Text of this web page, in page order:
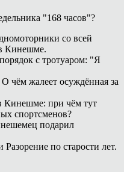
"168 часов"?
со всей
Кинешме.
с тротуаром: "Я
чём жалеет осуждённая за
Кинешме: при чём тут
спортсменов?
подарил
по старости лет.